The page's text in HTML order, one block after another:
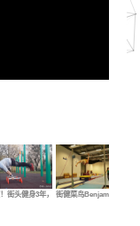
街头健身3年，…街健菜鸟Benjamin的…